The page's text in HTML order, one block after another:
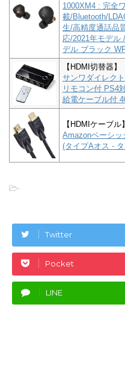
1000XM4 : 完全
載/Bluetooth/
生/高精度通話品
応/2021年モデル
デル ブラック
【HDMI切替器】
サンワダイレク
リモコン付 PS4
給電ケーブル付
【HDMIケーブル】
Amazonベーシ
(タイプAオス -
-
Twitter
Pocket
LINE